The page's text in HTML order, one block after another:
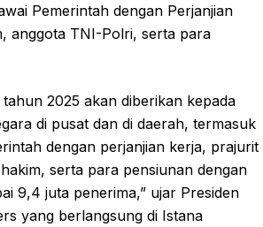
Pemerintah dengan Perjanjian
anggota TNI-Polri, serta para
tahun 2025 akan diberikan kepada
di pusat dan di daerah, termasuk
dengan perjanjian kerja, prajurit
serta para pensiunan dengan
9,4 juta penerima,” ujar Presiden
yang berlangsung di Istana